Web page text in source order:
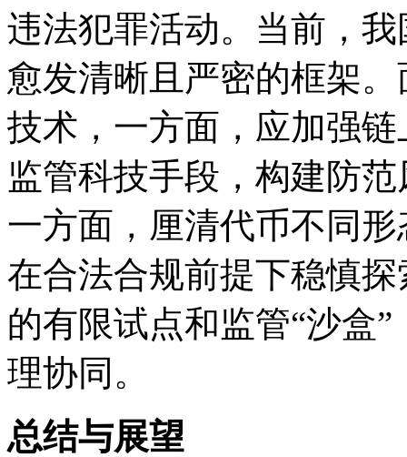
违法犯罪活动。当前，
愈发清晰且严密的框架
技术，一方面，应加强
监管科技手段，构建防
一方面，厘清代币不同
在合法合规前提下稳慎
的有限试点和监管“沙盒
理协同。
总结与展望